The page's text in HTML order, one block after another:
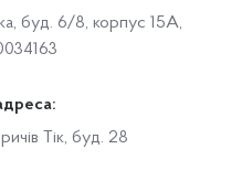
буд. 6/8, корпус 15А,
Тік, буд. 28